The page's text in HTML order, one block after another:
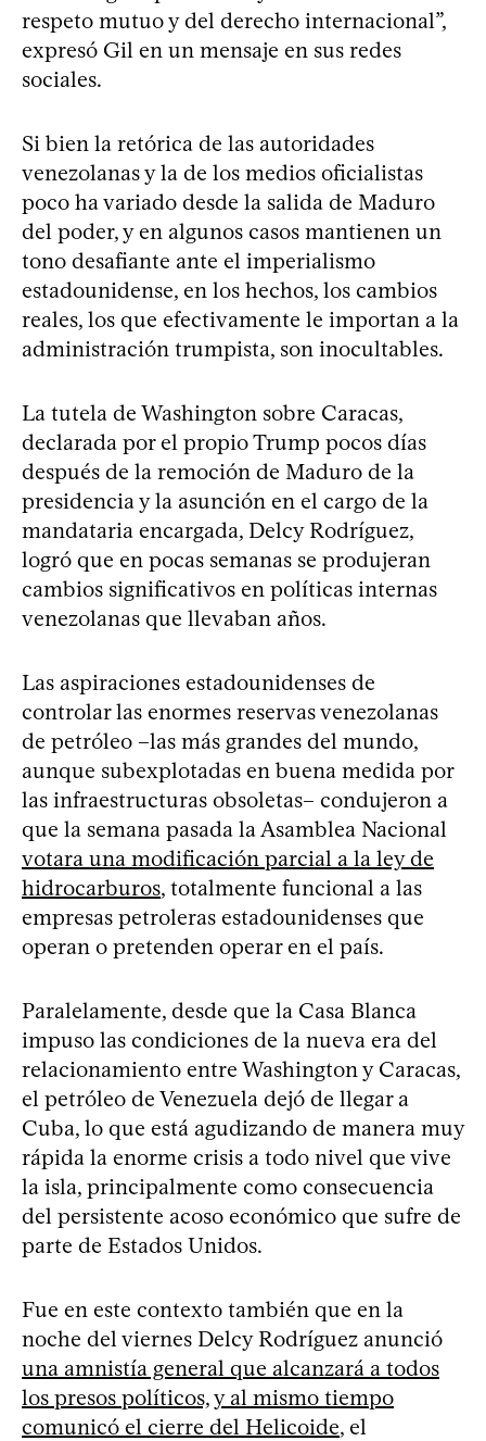
respeto mutuo y del derecho internacional”,
expresó Gil en un mensaje en sus redes
sociales.
Si bien la retórica de las autoridades
venezolanas y la de los medios oficialistas
poco ha variado desde la salida de Maduro
del poder, y en algunos casos mantienen un
tono desafiante ante el imperialismo
estadounidense, en los hechos, los cambios
reales, los que efectivamente le importan a la
administración trumpista, son inocultables.
La tutela de Washington sobre Caracas,
declarada por el propio Trump pocos días
después de la remoción de Maduro de la
presidencia y la asunción en el cargo de la
mandataria encargada, Delcy Rodríguez,
logró que en pocas semanas se produjeran
cambios significativos en políticas internas
venezolanas que llevaban años.
Las aspiraciones estadounidenses de
controlar las enormes reservas venezolanas
de petróleo –las más grandes del mundo,
aunque subexplotadas en buena medida por
las infraestructuras obsoletas– condujeron a
que la semana pasada la Asamblea Nacional
votara una modificación parcial a la ley de
hidrocarburos, totalmente funcional a las
empresas petroleras estadounidenses que
operan o pretenden operar en el país.
Paralelamente, desde que la Casa Blanca
impuso las condiciones de la nueva era del
relacionamiento entre Washington y Caracas,
el petróleo de Venezuela dejó de llegar a
Cuba, lo que está agudizando de manera muy
rápida la enorme crisis a todo nivel que vive
la isla, principalmente como consecuencia
del persistente acoso económico que sufre de
parte de Estados Unidos.
Fue en este contexto también que en la
noche del viernes Delcy Rodríguez anunció
una amnistía general que alcanzará a todos
los presos políticos, y al mismo tiempo
comunicó el cierre del Helicoide, el